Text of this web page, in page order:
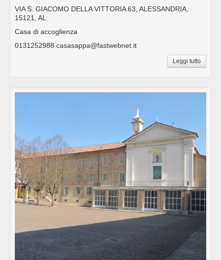
VIA S. GIACOMO DELLA VITTORIA 63, ALESSANDRIA,
15121, AL
Casa di accoglienza
0131252988 casasappa@fastwebnet.it
Leggi tutto